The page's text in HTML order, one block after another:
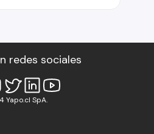
redes sociales
Yapo.cl SpA.